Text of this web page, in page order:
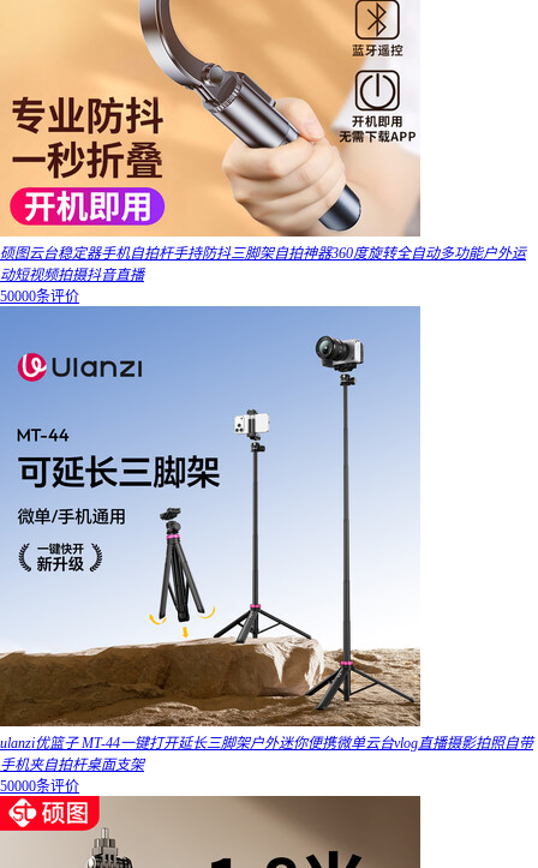
硕图云台稳定器手机自拍杆手持防抖三脚架自拍神器360度旋转全自动多功能户外运
动短视频拍摄抖音直播
50000条评价
ulanzi优篮子 MT-44一键打开延长三脚架户外迷你便携微单云台vlog直播摄影拍照自带
手机夹自拍杆桌面支架
50000条评价